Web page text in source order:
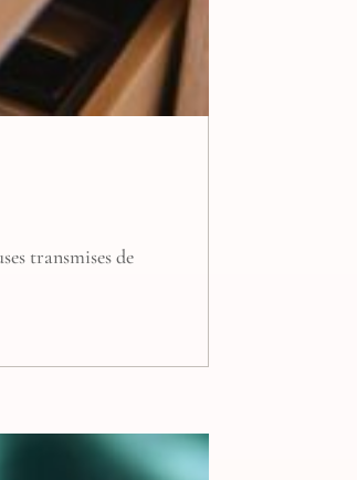
transmises de